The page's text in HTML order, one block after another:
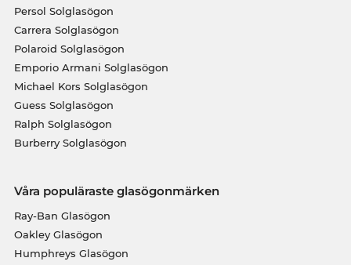
Persol Solglasögon
Carrera Solglasögon
Polaroid Solglasögon
Emporio Armani Solglasögon
Michael Kors Solglasögon
Guess Solglasögon
Ralph Solglasögon
Burberry Solglasögon
Våra populäraste glasögonmärken
Ray-Ban Glasögon
Oakley Glasögon
Humphreys Glasögon